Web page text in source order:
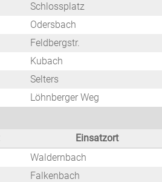
Schlossplatz
Odersbach
Feldbergstr.
Kubach
Selters
Löhnberger Weg
Einsatzort
Waldernbach
Falkenbach